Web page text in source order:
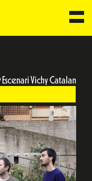
Escenari Vichy Catalan